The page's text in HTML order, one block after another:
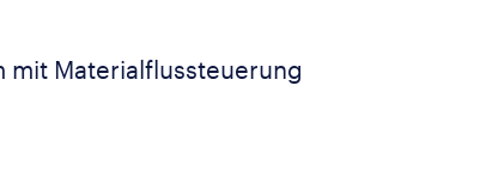
mit Materialflussteuerung